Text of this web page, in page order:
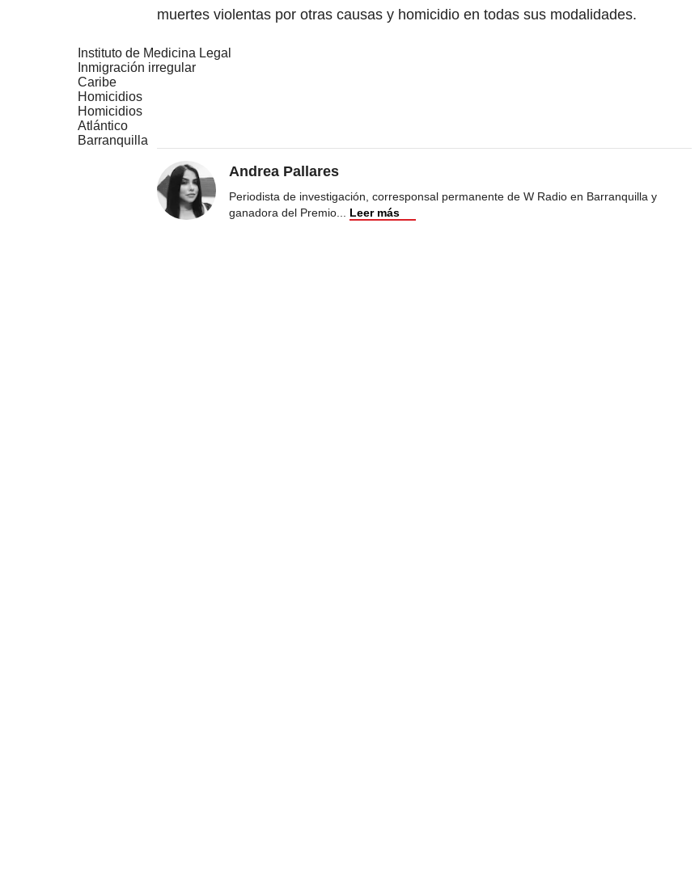
muertes violentas por otras causas y homicidio en todas sus modalidades.
Instituto de Medicina Legal
Inmigración irregular
Caribe
Homicidios
Homicidios
Atlántico
Barranquilla
Andrea Pallares
Periodista de investigación, corresponsal permanente de W Radio en Barranquilla y
ganadora del Premio... Leer más